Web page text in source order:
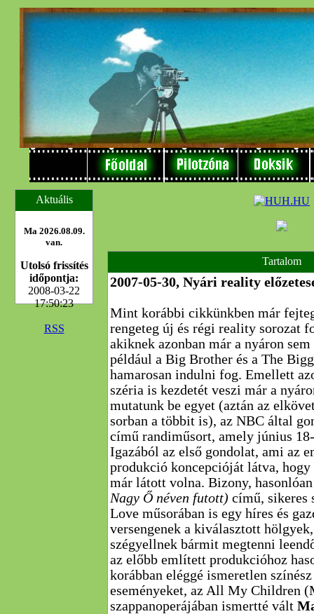
Aktuális
Ma 2026.08.09.
van.
Utolsó frissítés
időpontja:
2008-03-22
17:50:23
RSS
Tartalom
2007-05-30, Nyári reality
Mint korábbi cikkünkben már
rengeteg új és régi reality sorozat
akiknek azonban már a nyáron
például a Big Brother és a The
hamarosan indulni fog. Emellett
széria is kezdetét veszi már a
mutatunk be egyet (aztán az
sorban a többit is), az NBC által
című randiműsort, amely június
Igazából az első gondolat, ami az
produkció koncepcióját látva,
már látott volna. Bizony,
Nagy Ő néven futott) című, sikeres
Love műsorában is egy híres és
versengenek a kiválasztott
szégyellnek bármit megtenni
az előbb említett produkcióhoz
korábban eléggé ismeretlen
eseményeket, az All My Children
szappanoperájában ismertté vált